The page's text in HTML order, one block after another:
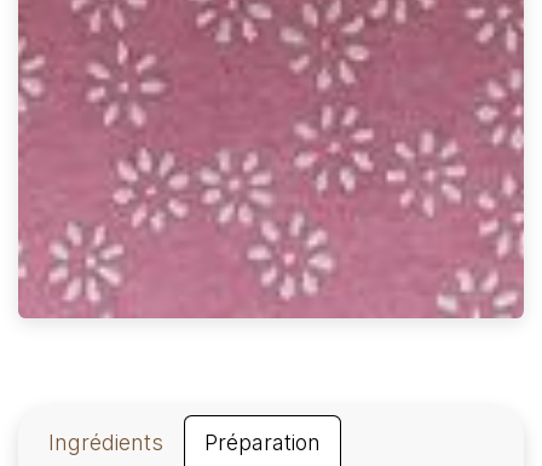
Ingrédients Préparation